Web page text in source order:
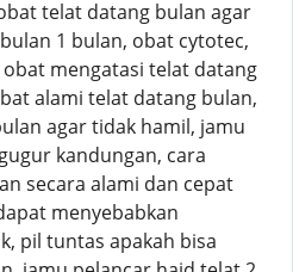
telat datang bulan agar
1 bulan, obat cytotec,
mengatasi telat datang
alami telat datang bulan,
agar tidak hamil, jamu
kandungan, cara
secara alami dan cepat
menyebabkan
pil tuntas apakah bisa